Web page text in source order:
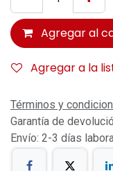
Agregar al
Agregar a la
Términos y
Garantía de
Envío: 2-3 días